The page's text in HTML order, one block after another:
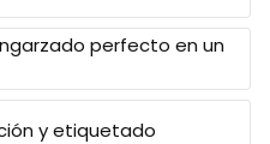
perfecto en un
y etiquetado